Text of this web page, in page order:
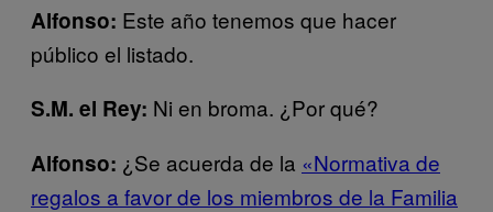
Alfonso: Este año tenemos que hacer
público el listado.
S.M. el Rey: Ni en broma. ¿Por qué?
Alfonso: ¿Se acuerda de la «Normativa de
regalos a favor de los miembros de la Familia